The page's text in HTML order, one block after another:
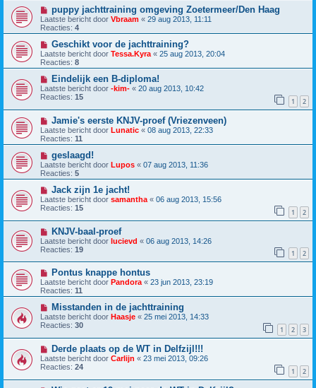
puppy jachttraining omgeving Zoetermeer/Den Haag
Laatste bericht door Vbraam « 29 aug 2013, 11:11
Reacties: 4
Geschikt voor de jachttraining?
Laatste bericht door Tessa.Kyra « 25 aug 2013, 20:04
Reacties: 8
Eindelijk een B-diploma!
Laatste bericht door -kim- « 20 aug 2013, 10:42
Reacties: 15 1 2
Jamie's eerste KNJV-proef (Vriezenveen)
Laatste bericht door Lunatic « 08 aug 2013, 22:33
Reacties: 11
geslaagd!
Laatste bericht door Lupos « 07 aug 2013, 11:36
Reacties: 5
Jack zijn 1e jacht!
Laatste bericht door samantha « 06 aug 2013, 15:56
Reacties: 15 1 2
KNJV-baal-proef
Laatste bericht door lucievd « 06 aug 2013, 14:26
Reacties: 19 1 2
Pontus knappe hontus
Laatste bericht door Pandora « 23 jun 2013, 23:19
Reacties: 11
Misstanden in de jachttraining
Laatste bericht door Haasje « 25 mei 2013, 14:33
Reacties: 30 1 2 3
Derde plaats op de WT in Delfzijl!!!
Laatste bericht door Carlijn « 23 mei 2013, 09:26
Reacties: 24 1 2